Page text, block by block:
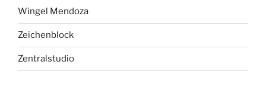
Wingel Mendoza
Zeichenblock
Zentralstudio